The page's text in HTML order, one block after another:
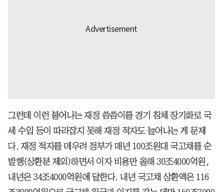
그런데 이런 불어나는 재정 씀씀이를 경기 침체 장기화로 국
세 수입 등이 따라잡지 못해 재정 적자도 늘어나는 게 문제
다. 재정 적자를 메우려 정부가 매년 100조원대 국고채를 순
발행(상환분 제외)하면서 이자 비용만 올해 30조4000억원,
내년은 34조4000억원에 달한다. 내년 국고채 상환액은 116